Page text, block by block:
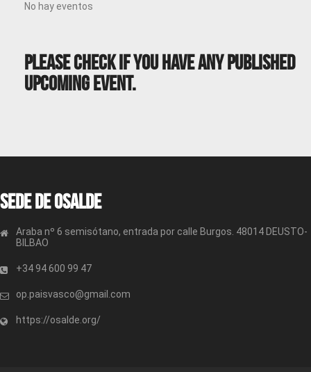
No hay eventos
Please Check If You Have Any Published
Upcoming Event.
Sede de OSALDE
Araba nº 6 semisótano, entrada por calle Burgos. 48014 DEUSTO-
BILBAO
+34 94 600 99 47
op.paisvasco@gmail.com
https://osalde.org/